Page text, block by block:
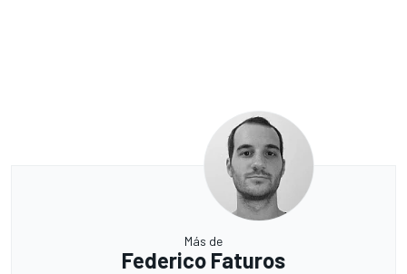
Más de
Federico Faturos